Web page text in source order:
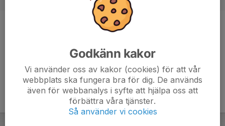
Tränare
Godkänn kakor
Vi använder oss av kakor (cookies) för att vår
webbplats ska fungera bra för dig. De används
även för webbanalys i syfte att hjälpa oss att
förbättra våra tjänster.
Så använder vi cookies